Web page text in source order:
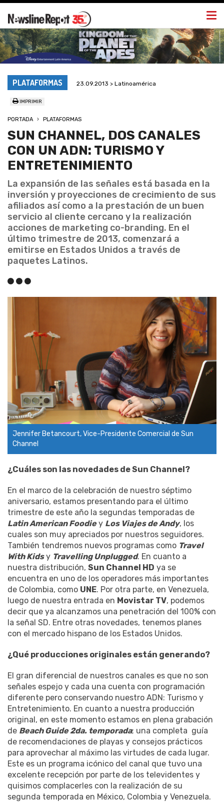
PLATAFORMAS 23.09.2013 > Latinoamérica
IMPRIMIR
PORTADA PLATAFORMAS
SUN CHANNEL, DOS CANALES
CON UN ADN: TURISMO Y
ENTRETENIMIENTO
La expansión de las señales está basada en la
inversión y proyecciones de crecimiento de sus
afiliados así como a la prestación de un buen
servicio al cliente cercano y la realización
acciones de marketing co-branding. En el
último trimestre de 2013, comenzará a
emitirse en Estados Unidos a través de
paquetes Latinos.
Jennifer Betancourt, Vice-Presidente Comercial de Sun
Channel
¿Cuáles son las novedades de Sun Channel?
En el marco de la celebración de nuestro séptimo
aniversario, estamos presentando para el último
trimestre de este año la segundas temporadas de
Latin American Foodiey Los Viajes de Andy, los
cuales son muy apreciados por nuestros seguidores.
También tendremos nuevos programas como Travel
With Kidsy Travelling Unplugged. En cuanto a
nuestra distribución, Sun Channel HD ya se
encuentra en uno de los operadores más importantes
de Colombia, como UNE. Por otra parte, en Venezuela,
luego de nuestra entrada en Movistar TV, podemos
decir que ya alcanzamos una penetración del 100% con
la señal SD. Entre otras novedades, tenemos planes
con el mercado hispano de los Estados Unidos.
¿Qué producciones originales están generando?
El gran diferencial de nuestros canales es que no son
señales espejo y cada una cuenta con programación
diferente pero conservando nuestro ADN: Turismo y
Entretenimiento. En cuanto a nuestra producción
original, en este momento estamos en plena grabación
de Beach Guide 2da. temporada; una completa guía
de recomendaciones de playas y consejos prácticos
para aprovechar al máximo las virtudes de cada lugar.
Este es un programa icónico del canal que tuvo una
excelente recepción por parte de los televidentes y
quisimos complacerles con la realización de su
segunda temporada en México, Colombia y Venezuela.